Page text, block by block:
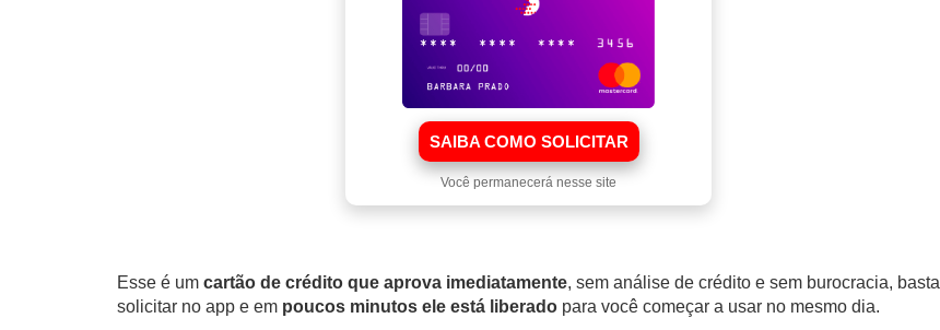
SAIBA COMO SOLICITAR
Você permanecerá nesse site
Esse é um cartão de crédito que aprova imediatamente, sem análise de crédito e sem burocracia, basta
solicitar no app e em poucos minutos ele está liberado para você começar a usar no mesmo dia.